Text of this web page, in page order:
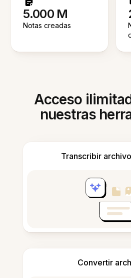
5.000 M
Notas creadas
Acceso
nuestras
Transcribir
Convertir